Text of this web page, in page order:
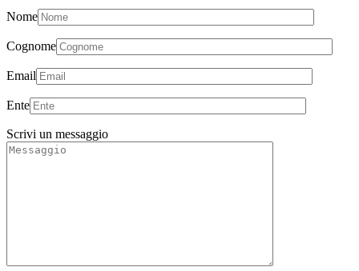
Nome
Cognome
Email
Ente
Scrivi un messaggio